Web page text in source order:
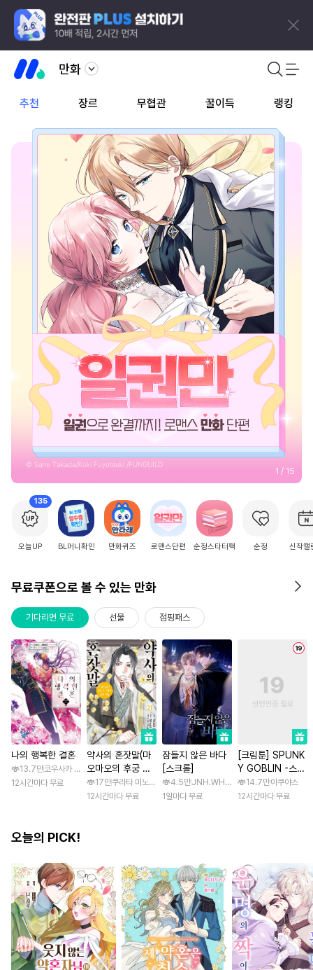
만화
추천 장르 무협관 꿀이득 랭킹
2 / 15
135
오늘UP BL머니확인 만화퀴즈 로맨스단편 순정스타터팩 순정 신작캘
무료쿠폰으로 볼 수 있는 만화
기다리면 무료 선물 점핑패스
나의 행복한 결혼
13.7만코우사카 리토 / 아기토기 아쿠미
12시간마다 무료
약사의 혼잣말(마
오마오의 후궁 수
수께끼 풀이수첩)
17만쿠라타 미노지 / 휴우가 나츠
12시간마다 무료
잠들지 않은 바다
[스크롤]
4.5만JNH.WH Studio / Lasso
1일마다 무료
[크림툰] SPUNK
Y GOBLIN -스펑
키 고블린- [스크
롤]
14.7만이쿠야스
12시간마다 무료
오늘의 PICK!